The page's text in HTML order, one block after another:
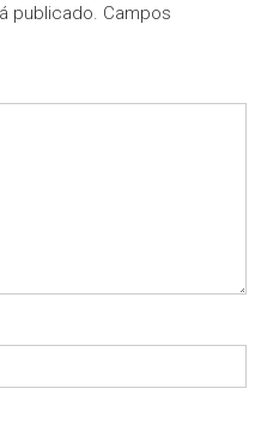
publicado. Campos